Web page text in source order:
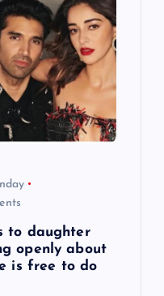
to daughter
openly about
is free to do